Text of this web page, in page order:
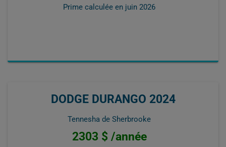
Prime calculée en juin 2026
DODGE DURANGO 2024
Tennesha de Sherbrooke
2303 $ /année